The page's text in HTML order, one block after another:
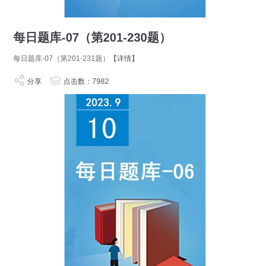
每日题库-07（第201-230题）
每日题库-07（第201-231题） 【详情】
分享 点击数：7982